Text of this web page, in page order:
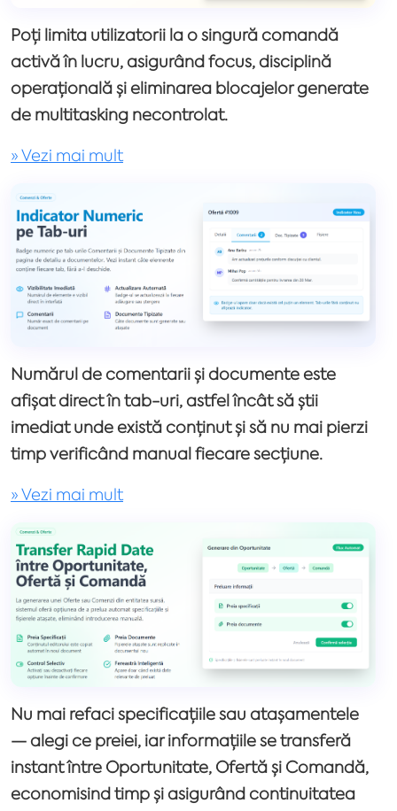
Poți limita utilizatorii la o singură comandă
activă în lucru, asigurând focus, disciplină
operațională și eliminarea blocajelor generate
de multitasking necontrolat.
» Vezi mai mult
Numărul de comentarii și documente este
afișat direct în tab-uri, astfel încât să știi
imediat unde există conținut și să nu mai pierzi
timp verificând manual fiecare secțiune.
» Vezi mai mult
Nu mai refaci specificațiile sau atașamentele
— alegi ce preiei, iar informațiile se transferă
instant între Oportunitate, Ofertă și Comandă,
economisind timp și asigurând continuitatea